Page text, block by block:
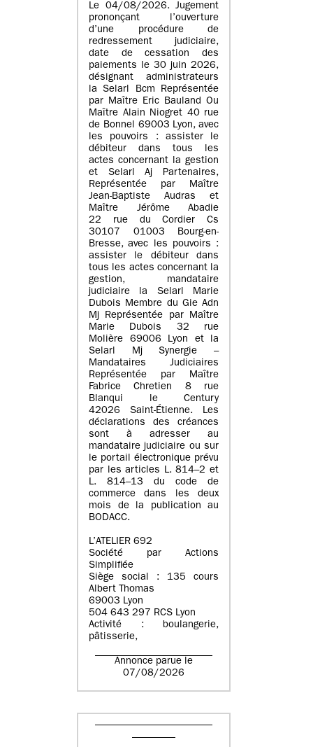
Le 04/08/2026. Jugement
prononçant l’ouverture
d’une procédure de
redressement judiciaire,
date de cessation des
paiements le 30 juin 2026,
désignant administrateurs
la Selarl Bcm Représentée
par Maître Eric Bauland Ou
Maître Alain Niogret 40 rue
de Bonnel 69003 Lyon, avec
les pouvoirs : assister le
débiteur dans tous les
actes concernant la gestion
et Selarl Aj Partenaires,
Représentée par Maître
Jean-Baptiste Audras et
Maître Jérôme Abadie
22 rue du Cordier Cs
30107 01003 Bourg-en-
Bresse, avec les pouvoirs :
assister le débiteur dans
tous les actes concernant la
gestion, mandataire
judiciaire la Selarl Marie
Dubois Membre du Gie Adn
Mj Représentée par Maître
Marie Dubois 32 rue
Molière 69006 Lyon et la
Selarl Mj Synergie –
Mandataires Judiciaires
Représentée par Maître
Fabrice Chretien 8 rue
Blanqui le Century
42026 Saint-Étienne. Les
déclarations des créances
sont à adresser au
mandataire judiciaire ou sur
le portail électronique prévu
par les articles L. 814–2 et
L. 814–13 du code de
commerce dans les deux
mois de la publication au
BODACC.
L’ATELIER 692
Société par Actions
Simplifiée
Siège social : 135 cours
Albert Thomas
69003 Lyon
504 643 297 RCS Lyon
Activité : boulangerie,
pâtisserie,
Annonce parue le
07/08/2026